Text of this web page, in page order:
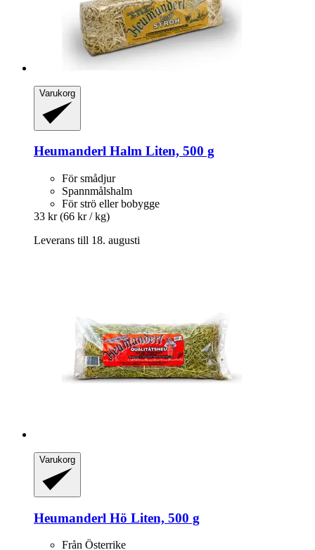
Varukorg
Heumanderl Halm Liten, 500 g
För smådjur
Spannmålshalm
För strö eller bobygge
33 kr (66 kr / kg)
Leverans till 18. augusti
Varukorg
Heumanderl Hö Liten, 500 g
Från Österrike